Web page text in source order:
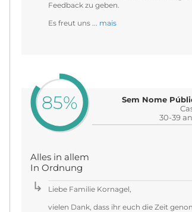
Feedback zu geben.
Es freut uns ... mais
85%
Sem Nome
30-39
Alles in allem
In Ordnung
Liebe Familie Kornagel,
vielen Dank, dass ihr euch die Zeit